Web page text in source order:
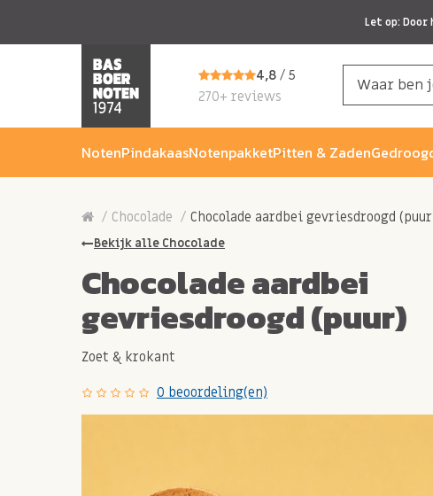
Let op:
4,8/ 5
270+ reviews
NotenPindakaasNotenpakketPitten & Zaden
Chocolade Chocolade aardbei gevriesdroogd
Bekijk alle Chocolade
Chocolade aardbei
gevriesdroogd (puur)
Zoet & krokant
0 beoordeling(en)